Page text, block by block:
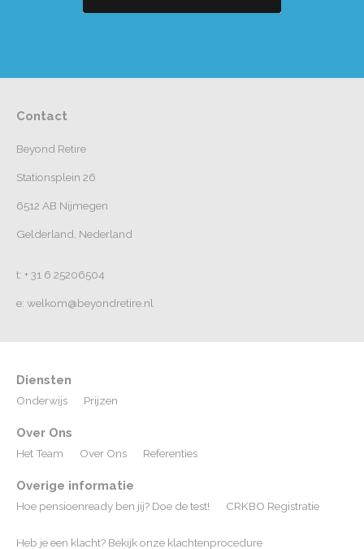
Contact
Beyond Retire
Stationsplein 26
6512 AB Nijmegen
Gelderland, Nederland
t: + 31 6 25206504
e: welkom@beyondretire.nl
Diensten
Onderwijs Prijzen
Over Ons
Het Team Over Ons Referenties
Overige informatie
Hoe pensioenready ben jij? Doe de test! CRKBO Registratie
Heb je een klacht? Bekijk onze klachtenprocedure